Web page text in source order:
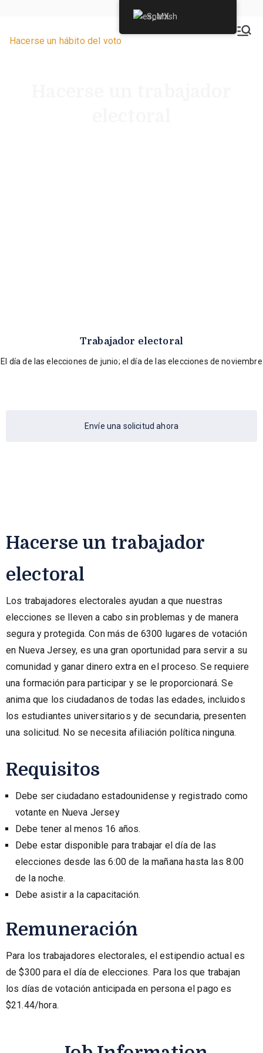
VoteByMailNJ.org
Hacerse un hábito del voto
Trabajador electoral
El día de las elecciones de junio; el día de las elecciones de noviembre
Envíe una solicitud ahora
Hacerse un trabajador
electoral
Los trabajadores electorales ayudan a que nuestras
elecciones se lleven a cabo sin problemas y de manera
segura y protegida. Con más de 6300 lugares de votación
en Nueva Jersey, es una gran oportunidad para servir a su
comunidad y ganar dinero extra en el proceso. Se requiere
una formación para participar y se le proporcionará. Se
anima que los ciudadanos de todas las edades, incluidos
los estudiantes universitarios y de secundaria, presenten
una solicitud. No se necesita afiliación política ninguna.
Requisitos
Debe ser ciudadano estadounidense y registrado como
votante en Nueva Jersey
Debe tener al menos 16 años.
Debe estar disponible para trabajar el día de las
elecciones desde las 6:00 de la mañana hasta las 8:00
de la noche.
Debe asistir a la capacitación.
Remuneración
Para los trabajadores electorales, el estipendio actual es
de $300 para el día de elecciones. Para los que trabajan
los días de votación anticipada en persona el pago es
$21.44/hora.
Spanish